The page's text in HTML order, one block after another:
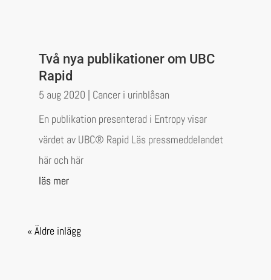
Två nya publikationer om UBC
Rapid
5 aug 2020 | Cancer i urinblåsan
En publikation presenterad i Entropy visar
värdet av UBC® Rapid Läs pressmeddelandet
här och här
läs mer
« Äldre inlägg